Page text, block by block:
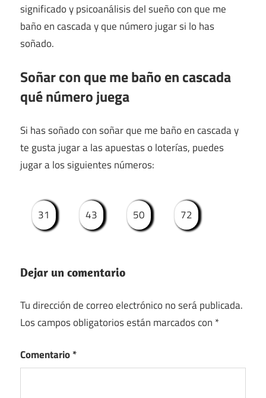
significado y psicoanálisis del sueño con que me
baño en cascada y que número jugar si lo has
soñado.
Soñar con que me baño en cascada
qué número juega
Si has soñado con soñar que me baño en cascada y
te gusta jugar a las apuestas o loterías, puedes
jugar a los siguientes números:
31 43 50 72
Dejar un comentario
Tu dirección de correo electrónico no será publicada.
Los campos obligatorios están marcados con *
Comentario*